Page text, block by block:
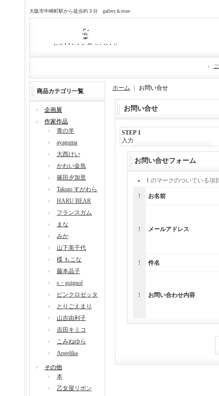
大阪市中崎町駅から徒歩約３分 gallery＆store
商品カテゴリ一覧
企画展
作家作品
青の羊
ayaguma
大西けい
かわい金魚
篠田夕加里
Takuto すがわら
HARU BEAR
フランスガム
まな
みか
山下美千代
楪 もこな
藤本晶子
s・guignol
ピンクロゼッタ
とりごえまり
山吉由利子
吉田キミコ
こみねゆら
Angelika
その他
本
乙女屋リボン
ホーム お問い合せ
お問い合せ
STEP 1
入力
お問い合せフォーム
！ のマークのついている項
! お名前
! メールアドレス
! 件名
! お問い合わせ内容